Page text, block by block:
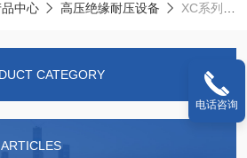
品中心 高压绝缘耐压设备 XC系列 试验变压器操作箱
CATEGORY
ARTICLES
电话咨询